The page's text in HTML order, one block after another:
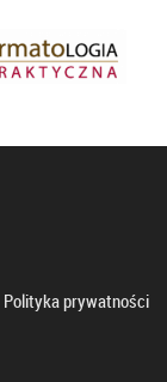
Polityka prywatności